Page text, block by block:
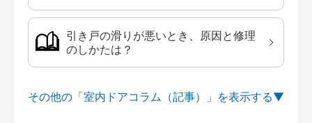
引き戸の滑りが悪いとき、原因と修理
のしかたは？
その他の「室内ドアコラム（記事）」を